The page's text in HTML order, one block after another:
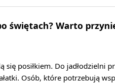
świętach? Warto
się posiłkiem. Do jadłodzielni
Osób, które potrzebują